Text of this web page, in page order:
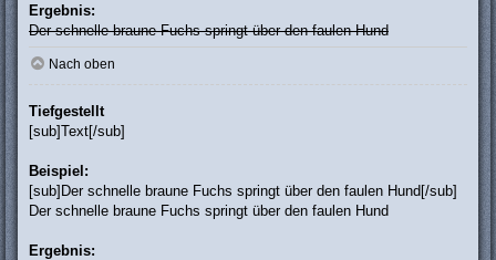
Ergebnis:
Der schnelle braune Fuchs springt über den faulen Hund
Nach oben
Tiefgestellt
[sub]Text[/sub]
Beispiel:
[sub]Der schnelle braune Fuchs springt über den faulen Hund[/sub]
Der schnelle braune Fuchs springt über den faulen Hund
Ergebnis: